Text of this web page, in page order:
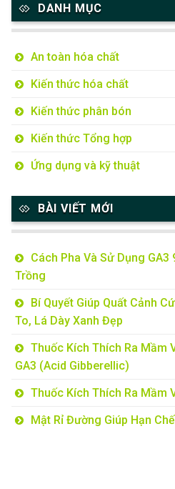
DANH MỤC
An toàn hóa chất
Kiến thức hóa chất
Kiến thức phân bón
Kiến thức Tổng hợp
Ứng dụng và kỹ thuật
BÀI VIẾT MỚI
Cách Pha Và Sử Dụng
Trồng
Bí Quyết Giúp Quất Cảnh
To, Lá Dày Xanh Đẹp
Thuốc Kích Thích Ra Mầm
GA3 (Acid Gibberellic)
Thuốc Kích Thích Ra Mầm
Mật Rỉ Đường Giúp Hạn